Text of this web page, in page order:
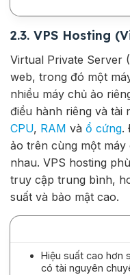
2.3. VPS Hosting
Virtual Private Server
web, trong đó một
nhiều máy chủ ảo
điều hành riêng và tài
CPU, RAM và ổ cứng.
ảo trên cùng một
nhau. VPS hosting
truy cập trung bình,
suất và bảo mật cao.
Hiệu suất cao hơn
có tài nguyên